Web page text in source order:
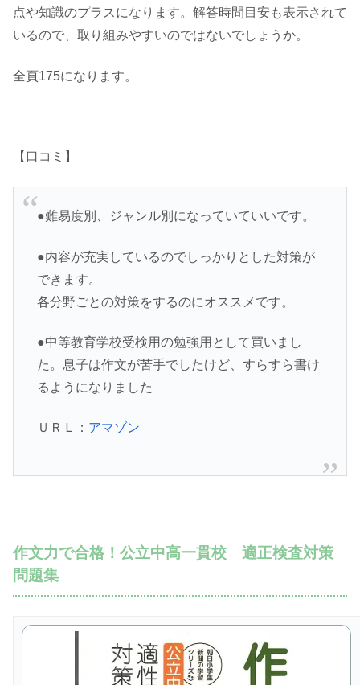
点や知識のプラスになります。解答時間目安も表示されて
いるので、取り組みやすいのではないでしょうか。
全頁175になります。
【口コミ】
●難易度別、ジャンル別になっていていいです。
●内容が充実しているのでしっかりとした対策が
できます。
各分野ごとの対策をするのにオススメです。
●中等教育学校受検用の勉強用として買いまし
た。息子は作文が苦手でしたけど、すらすら書け
るようになりました
ＵＲＬ： アマゾン
作文力で合格！公立中高一貫校 適正検査対策
問題集